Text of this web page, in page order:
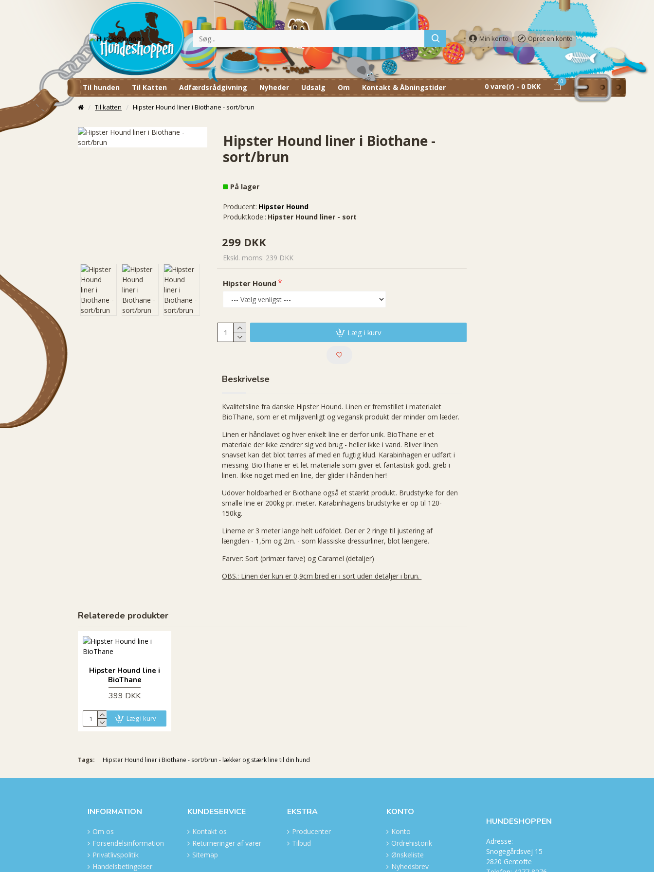
Min konto Opret en konto
Til hunden Til Katten Adfærdsrådgivning Nyheder Udsalg Om Kontakt & Åbningstider 0 vare(r) - 0 DKK
0
Til katten Hipster Hound liner i Biothane - sort/brun
Hipster Hound liner i Biothane -
sort/brun
299 DKK
Ekskl. moms: 239 DKK
På lager
Producent: Hipster Hound
Produktkode:: Hipster Hound liner - sort
Hipster Hound
Læg i kurv
Beskrivelse
Kvalitetsline fra danske Hipster Hound. Linen er fremstillet i materialet
BioThane, som er et miljøvenligt og vegansk produkt der minder om læder.
Linen er håndlavet og hver enkelt line er derfor unik. BioThane er et
materiale der ikke ændrer sig ved brug - heller ikke i vand. Bliver linen
snavset kan det blot tørres af med en fugtig klud. Karabinhagen er udført i
messing. BioThane er et let materiale som giver et fantastisk godt greb i
linen. Ikke noget med en line, der glider i hånden her!
Udover holdbarhed er Biothane også et stærkt produkt. Brudstyrke for den
smalle line er 200kg pr. meter. Karabinhagens brudstyrke er op til 120-
150kg.
Linerne er 3 meter lange helt udfoldet. Der er 2 ringe til justering af
længden - 1,5m og 2m. - som klassiske dressurliner, blot længere.
Farver: Sort (primær farve) og Caramel (detaljer)
OBS.: Linen der kun er 0,9cm bred er i sort uden detaljer i brun.
Relaterede produkter
Hipster Hound line i
BioThane
399 DKK
Læg i kurv
Tags: Hipster Hound liner i Biothane - sort/brun - lækker og stærk line til din hund
INFORMATION
Om os
Forsendelsinformation
Privatlivspolitik
Handelsbetingelser
KUNDESERVICE
Kontakt os
Returneringer af varer
Sitemap
EKSTRA
Producenter
Tilbud
KONTO
Konto
Ordrehistorik
Ønskeliste
Nyhedsbrev
HUNDESHOPPEN
Adresse:
Snogegårdsvej 15
2820 Gentofte